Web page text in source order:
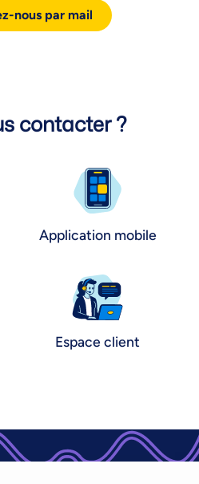
nous par mail
contacter ?
Application mobile
Espace client